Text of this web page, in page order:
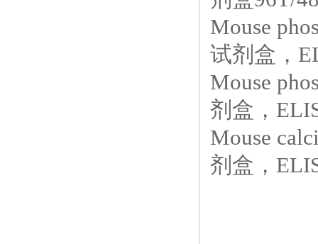
Mouse
试剂盒，
Mouse
剂盒，
Mouse
剂盒，